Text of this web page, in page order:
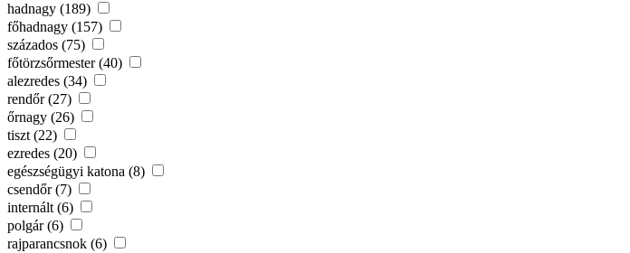
hadnagy (189)
főhadnagy (157)
százados (75)
főtörzsőrmester (40)
alezredes (34)
rendőr (27)
őrnagy (26)
tiszt (22)
ezredes (20)
egészségügyi katona (8)
csendőr (7)
internált (6)
polgár (6)
rajparancsnok (6)